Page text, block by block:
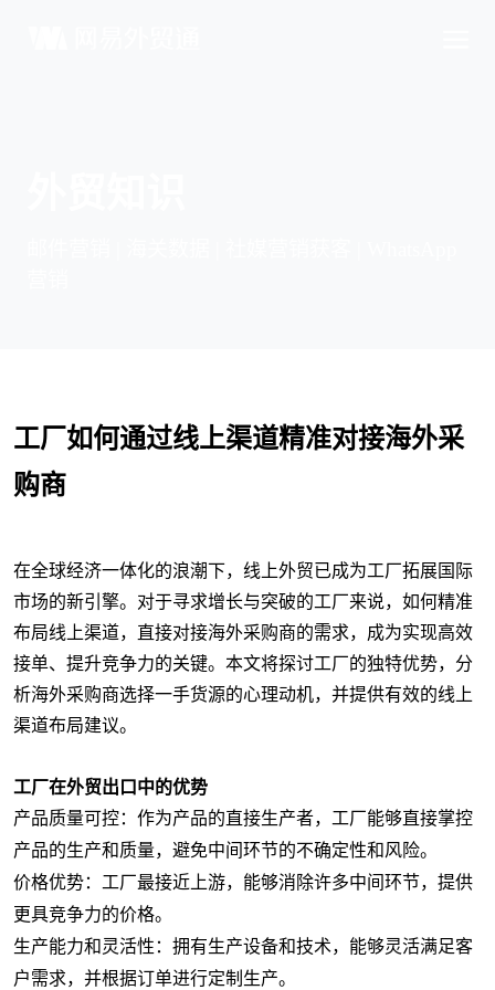
工厂如何通过线上渠道精准对接海外采
购商
在全球经济一体化的浪潮下，线上外贸已成为工厂拓展国际
市场的新引擎。对于寻求增长与突破的工厂来说，如何精准
布局线上渠道，直接对接海外采购商的需求，成为实现高效
接单、提升竞争力的关键。本文将探讨工厂的独特优势，分
析海外采购商选择一手货源的心理动机，并提供有效的线上
渠道布局建议。
工厂在外贸出口中的优势
产品质量可控： 作为产品的直接生产者，工厂能够直接掌控
产品的生产和质量，避免中间环节的不确定性和风险。
价格优势：
工厂最接近上游，能够消除许多中间环节，提供
更具竞争力的价格。
生产能力和灵活性： 拥有生产设备和技术，能够灵活满足客
户需求，并根据订单进行定制生产。